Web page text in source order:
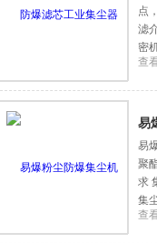
点
滤
密
查
易
易
聚
求
集
连
查